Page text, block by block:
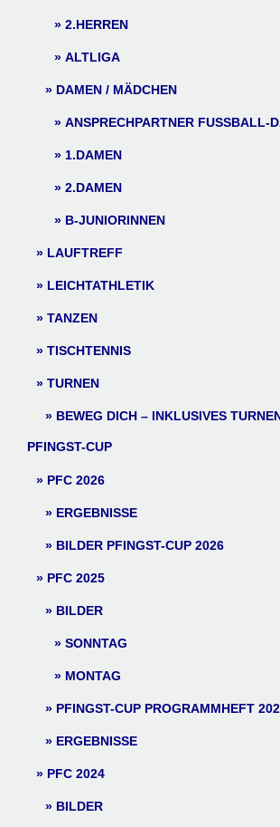
2.HERREN
ALTLIGA
DAMEN / MÄDCHEN
ANSPRECHPARTNER FUSSBALL-
1.DAMEN
2.DAMEN
B-JUNIORINNEN
LAUFTREFF
LEICHTATHLETIK
TANZEN
TISCHTENNIS
TURNEN
BEWEG DICH – INKLUSIVES
PFINGST-CUP
PFC 2026
ERGEBNISSE
BILDER PFINGST-CUP 2026
PFC 2025
BILDER
SONNTAG
MONTAG
PFINGST-CUP PROGRAMMHEFT
ERGEBNISSE
PFC 2024
BILDER